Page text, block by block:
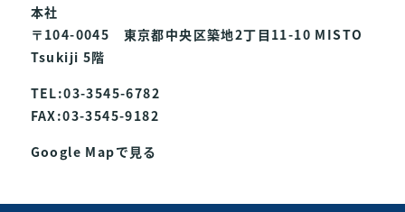
本社
〒104-0045 東京都中央区築地2丁目11-10 MISTO
Tsukiji 5階
TEL:03-3545-6782
FAX:03-3545-9182
Google Mapで見る